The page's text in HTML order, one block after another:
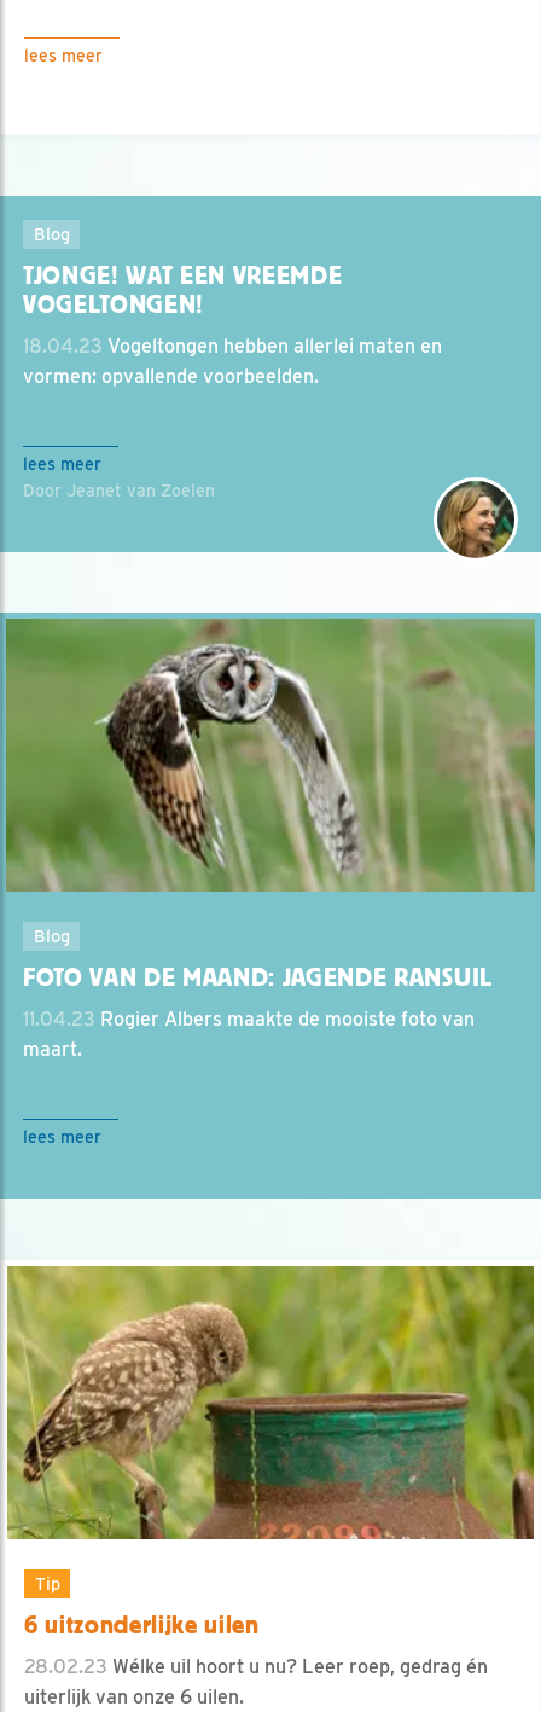
lees meer
Blog
TJONGE! WAT EEN VREEMDE
VOGELTONGEN!
18.04.23 Vogeltongen hebben allerlei maten en
vormen: opvallende voorbeelden.
lees meer
Door Jeanet van Zoelen
Blog
FOTO VAN DE MAAND: JAGENDE RANSUIL
11.04.23 Rogier Albers maakte de mooiste foto van
maart.
lees meer
Tip
6 uitzonderlijke uilen
28.02.23 Wélke uil hoort u nu? Leer roep, gedrag én
uiterlijk van onze 6 uilen.